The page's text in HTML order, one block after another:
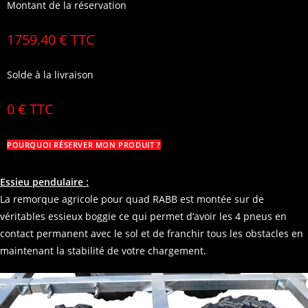
000
-
Montant de la réservation
1759.40 € TTC
Solde à la livraison
0 € TTC
POURQUOI RÉSERVER MON PRODUIT ?
Essieu pendulaire :
La remorque agricole pour quad RABB est montée sur de
véritables essieux boggie ce qui permet d’avoir les 4 pneus en
contact permanent avec le sol et de franchir tous les obstacles en
maintenant la stabilité de votre chargement.